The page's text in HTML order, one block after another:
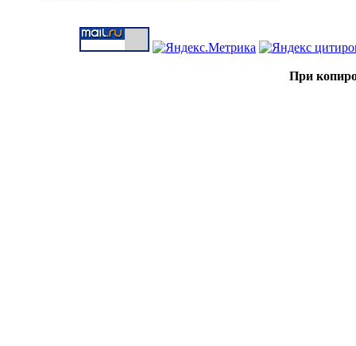
При